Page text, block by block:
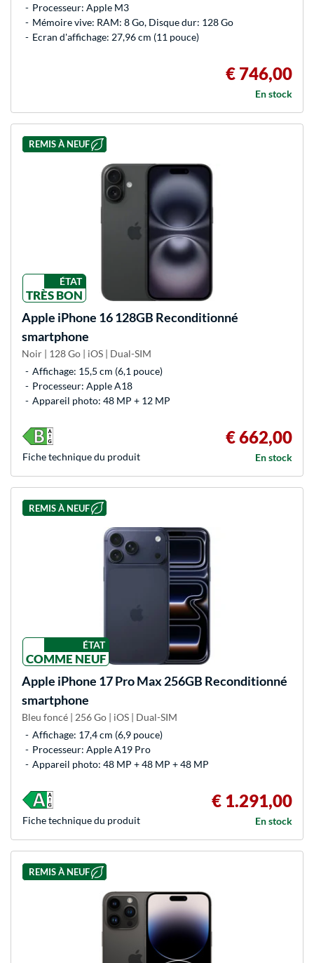
Processeur: Apple M3
Mémoire vive: RAM: 8 Go, Disque dur: 128 Go
Ecran d'affichage: 27,96 cm (11 pouce)
€ 746,00
En stock
REMIS À NEUF
ÉTAT
TRÈS BON
Apple iPhone 16 128GB Reconditionné
smartphone
Noir | 128 Go | iOS | Dual-SIM
Affichage: 15,5 cm (6,1 pouce)
Processeur: Apple A18
Appareil photo: 48 MP + 12 MP
€ 662,00
En stock
Fiche technique du produit
REMIS À NEUF
ÉTAT
COMME NEUF
Apple iPhone 17 Pro Max 256GB Reconditionné
smartphone
Bleu foncé | 256 Go | iOS | Dual-SIM
Affichage: 17,4 cm (6,9 pouce)
Processeur: Apple A19 Pro
Appareil photo: 48 MP + 48 MP + 48 MP
€ 1.291,00
En stock
Fiche technique du produit
REMIS À NEUF